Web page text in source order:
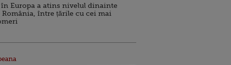
în Europa a atins nivelul dinainte
România, între țările cu cei mai